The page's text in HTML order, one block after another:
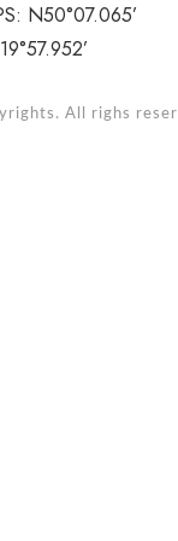
N50°07.065’
All righs